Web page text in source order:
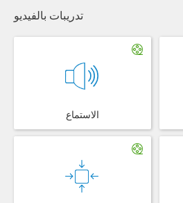
تدريبات بالفيديو
الاستماع